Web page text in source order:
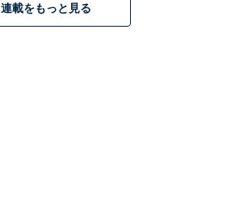
連載をもっと見る